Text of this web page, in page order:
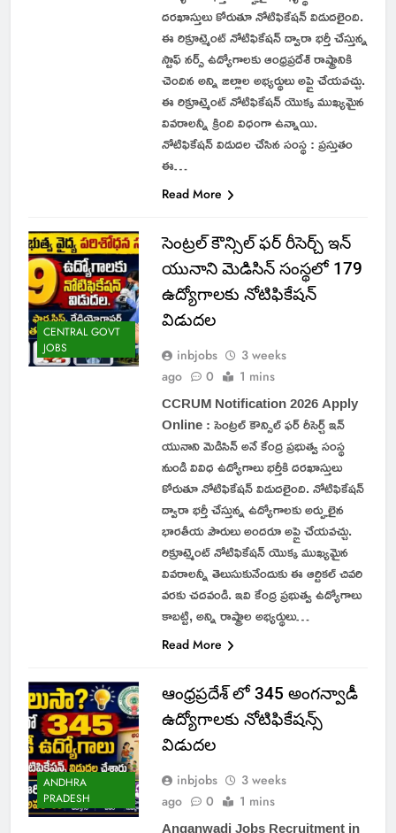
దరఖాస్తులు కోరుతూ నోటిఫికేషన్ విడుదలైంది.
ఈ రిక్రూట్మెంట్ నోటిఫికేషన్ ద్వారా భర్తీ చేస్తున్న
స్టాఫ్ నర్స్ ఉద్యోగాలకు ఆంధ్రప్రదేశ్ రాష్ట్రానికి
చెందిన అన్ని జిల్లాల అభ్యర్థులు అప్లై చేయవచ్చు.
ఈ రిక్రూట్మెంట్ నోటిఫికేషన్ యొక్క ముఖ్యమైన
వివరాలన్నీ క్రింది విధంగా ఉన్నాయి.
నోటిఫికేషన్ విడుదల చేసిన సంస్థ : ప్రస్తుతం
ఈ…
Read More
CENTRAL GOVT
JOBS
సెంట్రల్ కౌన్సిల్ ఫర్ రీసెర్చ్ ఇన్
యునాని మెడిసిన్ సంస్థలో 179
ఉద్యోగాలకు నోటిఫికేషన్
విడుదల
inbjobs
3 weeks
ago
0 1 mins
CCRUM Notification 2026 Apply
Online : సెంట్రల్ కౌన్సిల్ ఫర్ రీసెర్చ్ ఇన్
యునాని మెడిసిన్ అనే కేంద్ర ప్రభుత్వ సంస్థ
నుండి వివిధ ఉద్యోగాలు భర్తీకి దరఖాస్తులు
కోరుతూ నోటిఫికేషన్ విడుదలైంది. నోటిఫికేషన్
ద్వారా భర్తీ చేస్తున్న ఉద్యోగాలకు అర్హులైన
భారతీయ పౌరులు అందరూ అప్లై చేయవచ్చు.
రిక్రూట్మెంట్ నోటిఫికేషన్ యొక్క ముఖ్యమైన
వివరాలన్నీ తెలుసుకునేందుకు ఈ ఆర్టికల్ చివరి
వరకు చదవండి. ఇవి కేంద్ర ప్రభుత్వ ఉద్యోగాలు
కాబట్టి, అన్ని రాష్ట్రాల అభ్యర్థులు…
Read More
ANDHRA
PRADESH
ఆంధ్రప్రదేశ్ లో 345 అంగన్వాడీ
ఉద్యోగాలకు నోటిఫికేషన్స్
విడుదల
inbjobs
3 weeks
ago
0 1 mins